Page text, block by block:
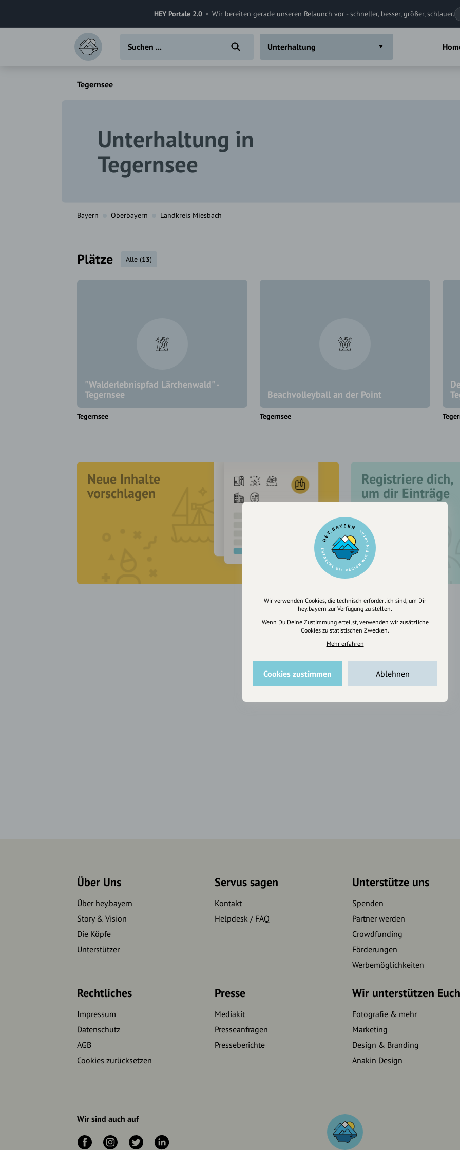
HEY Portale 2.0 Wir bereiten gerade unseren Relaunch vor - schneller, besser, größer, schlauer.
Unterhaltung
Tegernsee
Unterhaltung in
Tegernsee
Bayern Oberbayern Landkreis Miesbach
Plätze Alle (13)
"Walderlebnispfad Lärchenwald" -
Tegernsee
Tegernsee
Beachvolleyball an der Point
Tegernsee
Neue Inhalte
vorschlagen
Registriere dich,
um dir Einträge
Über Uns
Über hey.bayern
Story & Vision
Die Köpfe
Unterstützer
Servus sagen
Kontakt
Helpdesk / FAQ
Unterstütze uns
Spenden
Partner werden
Crowdfunding
Förderungen
Werbemöglichkeiten
Rechtliches
Impressum
Datenschutz
AGB
Cookies zurücksetzen
Presse
Mediakit
Presseanfragen
Presseberichte
Wir unterstützen Euch
Fotografie & mehr
Marketing
Design & Branding
Anakin Design
Wir sind auch auf
Wir verwenden Cookies, die technisch erforderlich sind, um Dir
hey.bayern zur Verfügung zu stellen.
Wenn Du Deine Zustimmung erteilst, verwenden wir zusätzliche
Cookies zu statistischen Zwecken.
Mehr erfahren
Cookies zustimmen Ablehnen